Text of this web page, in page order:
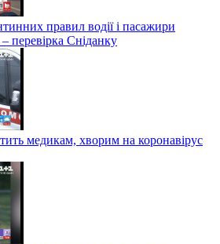
правил водії і пасажири
перевірка Сніданку
медикам, хворим на коронавірус